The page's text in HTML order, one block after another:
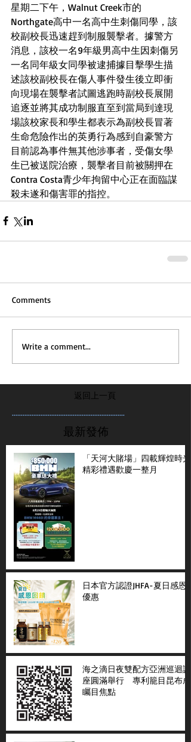
星期二下午，Walnut Creek市的
Northgate高中一名高中生刺傷同學，該
校副校長迅速趕到制服襲擊者。據警方
消息，該校一名9年級男高中生因刺傷另
一名同年級女同學被逮捕據目擊學生描
述該校副校長在傷人事件發生後立即衝
向現場在襲擊者試圖逃跑時副校長展開
追逐並將其成功制服直至到當局到達現
場該校家長和學生都表示為副校長冒著
生命危險作出的英勇行為感到自豪警方
目前認為事件無其他涉事者，受傷女學
生已被送院治療，襲擊者目前被關押在
Contra Costa青少年拘留中心正在面臨謀
殺未遂和傷害罪的指控。
Comments
Write a comment...
返回上一頁
...............................................................
最新發佈
「天河大賭場」四載輝煌時光
精彩禮遇歡慶一整月
日本官方認證JHFA-夏日感恩
優惠
海之滴日夜雙配方亞洲巡迴講
座圓滿舉行 專利籠目昆布成
矚目焦點